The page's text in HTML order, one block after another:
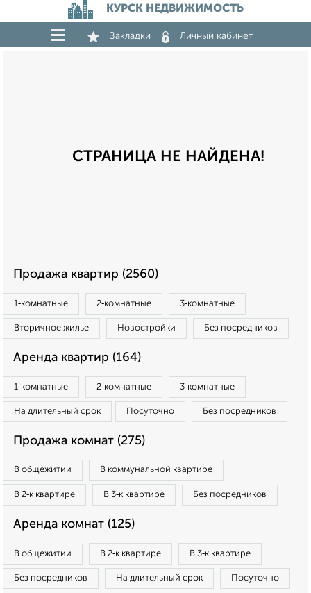
КУРСК НЕДВИЖИМОСТЬ
Закладки Личный кабинет
СТРАНИЦА НЕ НАЙДЕНА!
Продажа квартир (2560)
1‑комнатные 2‑комнатные 3‑комнатные
Вторичное жилье Новостройки Без посредников
Аренда квартир (164)
1‑комнатные 2‑комнатные 3‑комнатные
На длительный срок Посуточно Без посредников
Продажа комнат (275)
В общежитии В коммунальной квартире
В 2‑к квартире В 3‑к квартире Без посредников
Аренда комнат (125)
В общежитии В 2‑к квартире В 3‑к квартире
Без посредников На длительный срок Посуточно